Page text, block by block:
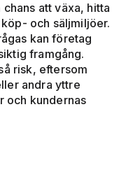
att växa, hitta
och säljmiljöer.
kan företag
framgång.
risk, eftersom
andra yttre
och kundernas